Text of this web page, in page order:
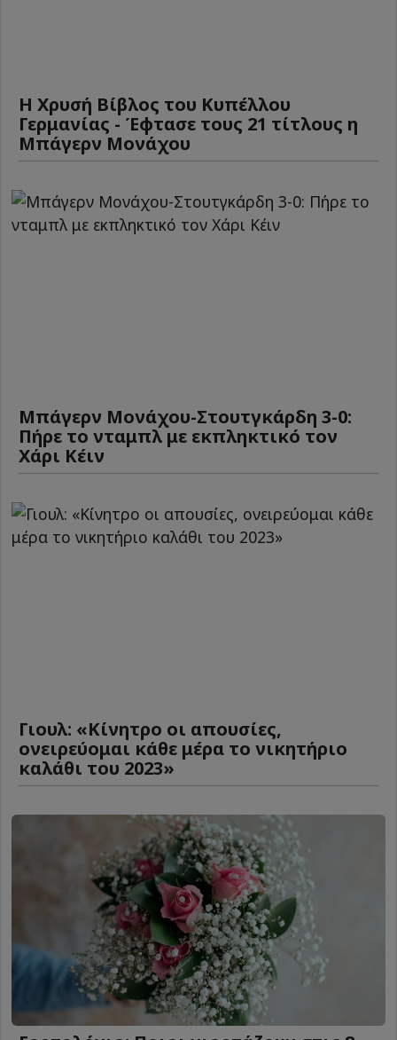
Η Χρυσή Βίβλος του Κυπέλλου
Γερμανίας - Έφτασε τους 21 τίτλους η
Μπάγερν Μονάχου
Μπάγερν Μονάχου-Στουτγκάρδη 3-0:
Πήρε το νταμπλ με εκπληκτικό τον
Χάρι Κέιν
Γιουλ: «Κίνητρο οι απουσίες,
ονειρεύομαι κάθε μέρα το νικητήριο
καλάθι του 2023»